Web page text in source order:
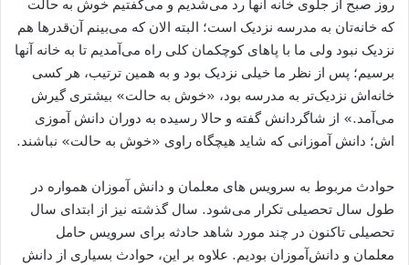
روز صبح از جلوی خانه آنها رد می‌شدیم و می‌گفتیم خوش به حالت
که خانه‌تان به مدرسه نزدیک است؛ البته الان که می‌بینم آن‌قدرها هم
نزدیک نبود ولی ما با پاهای کوچکمان کلی راه می‌آمدیم تا به خانه آنها
برسیم؛ پس از نظر ما خیلی نزدیک بود و به همین ترتیب، هر کسی
خانه‌اش نزدیک‌تر به مدرسه بود، «خوش به حالت» بیشتری گیرش
می‌آمد.» از شاگردانش گفته و حالا رسیده به دوران دانش ‌آموزی‌
اش؛ دانش ‌آموزانی که شاید هیچگاه راوی «خوش‌ به حالت» نباشند.
حوادث مربوط به سرویس ‌های معلمان و دانش ‌آموزان همواره در
طول سال تحصیلی تکرار می‌شود. سال گذشته نیز از ابتدای سال
تحصیلی تاکنون در چند مورد شاهد حادثه برای سرویس حامل
معلمان و دانش‌‌آموزان بودیم. علاوه ‌بر این، حوادث بسیاری از دانش